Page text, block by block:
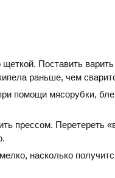
Поставить
раньше, чем
помощи мясорубки,
прессом. Перетереть
насколько